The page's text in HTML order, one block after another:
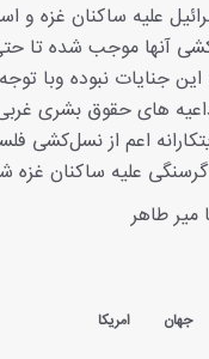
علیه ساکنان غزه و
آنها موجب شده تا
این جنایات نبوده وبا
های حقوق بشری
اعم از نسل‌کشی
علیه ساکنان غزه
مير طاهر
جهان امریکا